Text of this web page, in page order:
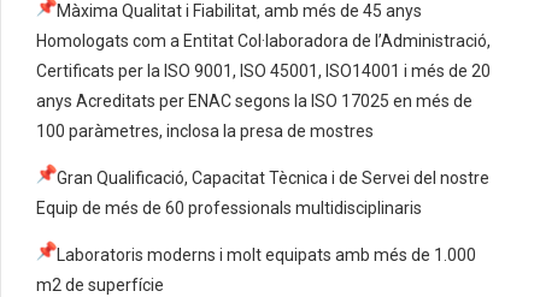
Màxima Qualitat i Fiabilitat, amb més de 45 anys
Homologats com a Entitat Col·laboradora de l’Administració,
Certificats per la ISO 9001, ISO 45001, ISO14001 i més de 20
anys Acreditats per ENAC segons la ISO 17025 en més de
100 paràmetres, inclosa la presa de mostres
Gran Qualificació, Capacitat Tècnica i de Servei del nostre
Equip de més de 60 professionals multidisciplinaris
Laboratoris moderns i molt equipats amb més de 1.000
m2 de superfície